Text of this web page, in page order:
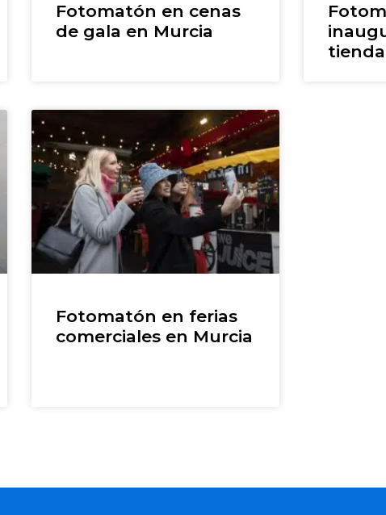
Fotomatón en cenas
de gala en Murcia
Fotomatón en ferias
comerciales en Murcia